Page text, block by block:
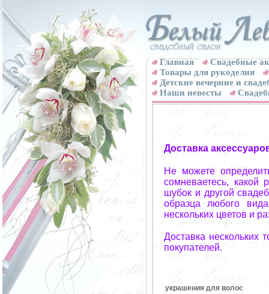
Главная
Свадебные
Товары для рукоделия
Детские вечерние и
Наши невесты
Доставка
Не можете
сомневаетесь, какой
шубок и другой
образца любого
нескольких цветов и
Доставка нескольких
покупателей.
украшения для волос